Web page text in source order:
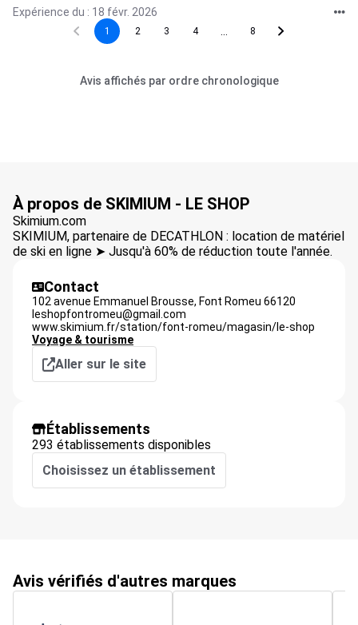
Expérience du : 18 févr. 2026
1 2 3 4 8
Avis affichés par ordre chronologique
À propos de SKIMIUM - LE SHOP
Skimium.com
SKIMIUM, partenaire de DECATHLON : location de matériel
de ski en ligne ➤ Jusqu'à 60% de réduction toute l'année.
Contact
102 avenue Emmanuel Brousse, Font Romeu 66120
leshopfontromeu@gmail.com
www.skimium.fr/station/font-romeu/magasin/le-shop
Voyage & tourisme
Aller sur le site
Établissements
293 établissements disponibles
Choisissez un établissement
Avis vérifiés d'autres marques